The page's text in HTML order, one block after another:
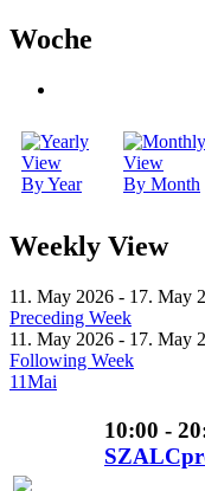
Woche
By Year By Month
Weekly View
11. May 2026 - 17. May
Preceding Week
11. May 2026 - 17. May
Following Week
11Mai
10:00 -